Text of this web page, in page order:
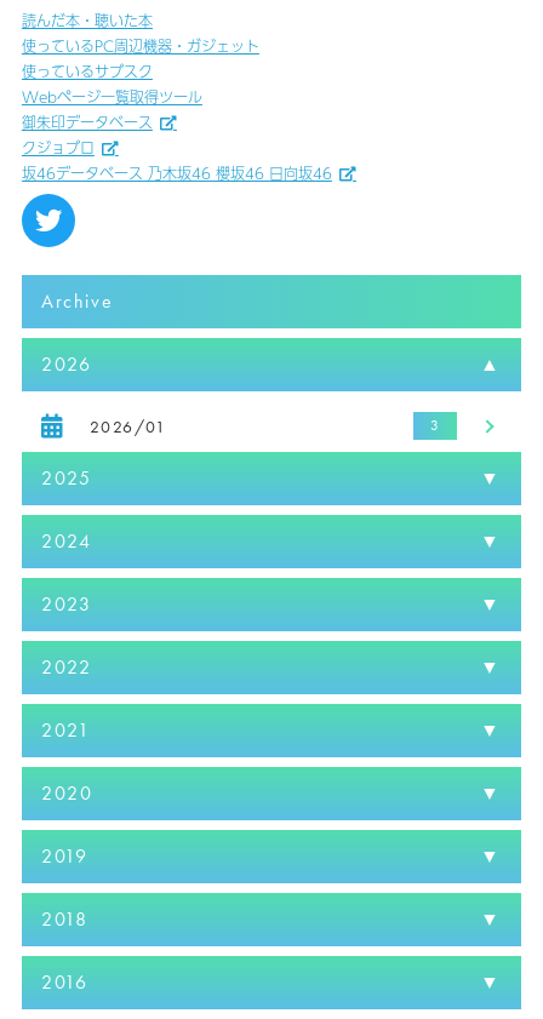
読んだ本・聴いた本
使っているPC周辺機器・ガジェット
使っているサブスク
Webページ一覧取得ツール
御朱印データベース
クジョブロ
坂46データベース 乃木坂46 櫻坂46 日向坂46
Archive
2026
2026/01
2025
2024
2023
2022
2021
2020
2019
2018
2016